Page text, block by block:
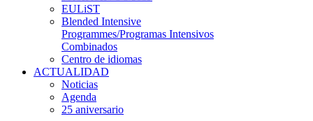
EULiST
Blended Intensive
Programmes/Programas Intensivos
Combinados
Centro de idiomas
ACTUALIDAD
Noticias
Agenda
25 aniversario